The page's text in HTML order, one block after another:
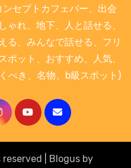
セプトカフェバー、出会
ゃれ、地下、人と話せる、
る、みんなで話せる、フリ
ポット、おすすめ、人気、
べき、名物、b級スポット)
Blogus by